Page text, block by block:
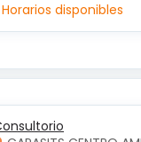
Horarios disponibles